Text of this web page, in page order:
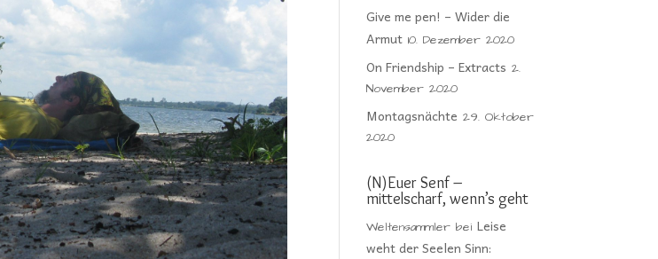
Give me pen! – Wider die
Armut 10. Dezember 2020
On Friendship – Extracts 2.
November 2020
Montagsnächte 29. Oktober
2020
(N)Euer Senf –
mittelscharf, wenn’s geht
Weltensammler beiLeise
weht der Seelen Sinn: